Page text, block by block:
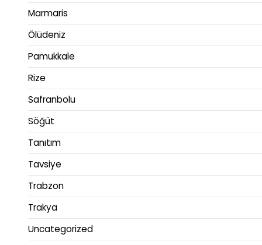
Marmaris
Ölüdeniz
Pamukkale
Rize
Safranbolu
Söğüt
Tanıtım
Tavsiye
Trabzon
Trakya
Uncategorized